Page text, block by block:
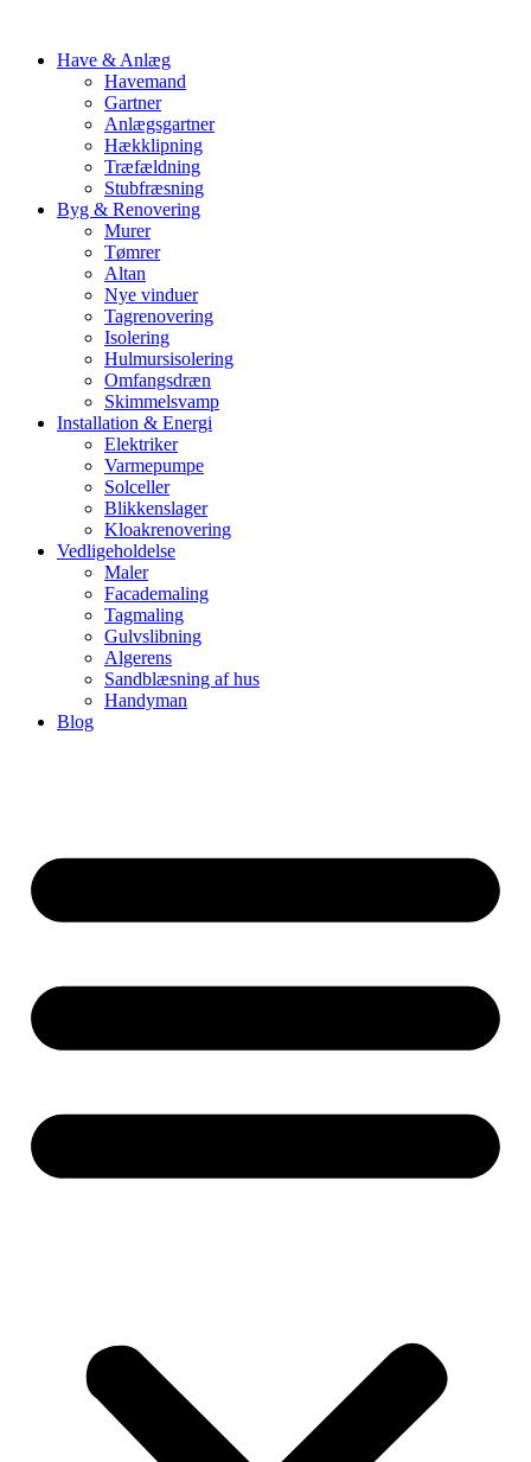
Have & Anlæg
Havemand
Gartner
Anlægsgartner
Hækklipning
Træfældning
Stubfræsning
Byg & Renovering
Murer
Tømrer
Altan
Nye vinduer
Tagrenovering
Isolering
Hulmursisolering
Omfangsdræn
Skimmelsvamp
Installation & Energi
Elektriker
Varmepumpe
Solceller
Blikkenslager
Kloakrenovering
Vedligeholdelse
Maler
Facademaling
Tagmaling
Gulvslibning
Algerens
Sandblæsning af hus
Handyman
Blog